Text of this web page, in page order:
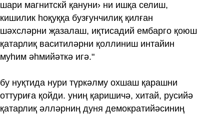
шари магнитскй қануни› ни ишқа селиш,
кишилик һоқуққа бузғунчилиқ қилған
шәхсләрни җазалаш, иқтисадий ембарго қоюш
қатарлиқ васитиләрни қоллиниш интайин
муһим әһмийәткә игә."
бу нуқтида нури түркәлму охшаш қарашни
оттуриға қойди. униң қаришичә, хитай, русийә
қатарлиқ әлләрниң дуня демократийәсиниң